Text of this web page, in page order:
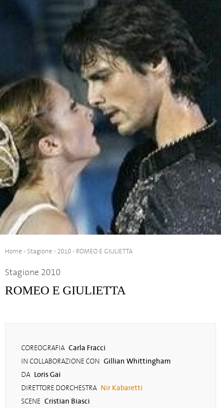
Home › Stagione › 2010 › ROMEO E GIULIETTA
Stagione 2010
ROMEO E GIULIETTA
COREOGRAFIA Carla Fracci
IN COLLABORAZIONE CON Gillian Whittingham
DA Loris Gai
DIRETTORE DORCHESTRA Nir Kabaretti
SCENE Cristian Biasci